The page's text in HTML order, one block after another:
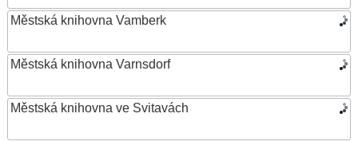
Městská knihovna Vamberk
Městská knihovna Varnsdorf
Městská knihovna ve Svitavách